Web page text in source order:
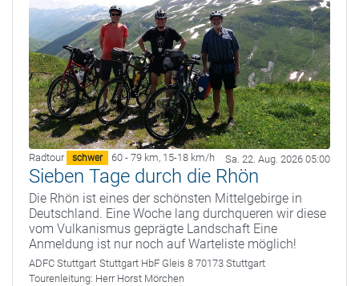
Radtour schwer 60 - 79 km, 15-18 km/h Sa. 22. Aug. 2026 05:00
Sieben Tage durch die Rhön
Die Rhön ist eines der schönsten Mittelgebirge in
Deutschland. Eine Woche lang durchqueren wir diese
vom Vulkanismus geprägte Landschaft Eine
Anmeldung ist nur noch auf Warteliste möglich!
ADFC Stuttgart Stuttgart HbF Gleis 8 70173 Stuttgart
Tourenleitung: Herr Horst Mörchen